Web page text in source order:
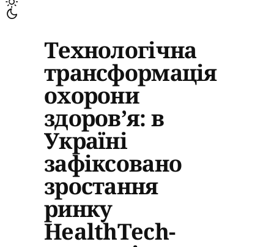
Технологічна
трансформація
охорони
здоров’я: в
Україні
зафіксовано
зростання
ринку
HealthTech-